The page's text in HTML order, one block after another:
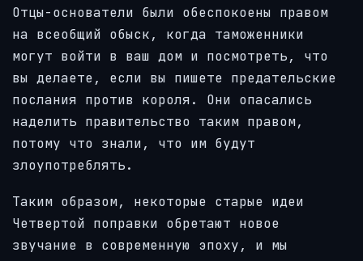
Отцы-основатели были обеспокоены правом
на всеобщий обыск, когда таможенники
могут войти в ваш дом и посмотреть, что
вы делаете, если вы пишете предательские
послания против короля. Они опасались
наделить правительство таким правом,
потому что знали, что им будут
злоупотреблять.
Таким образом, некоторые старые идеи
Четвертой поправки обретают новое
звучание в современную эпоху, и мы